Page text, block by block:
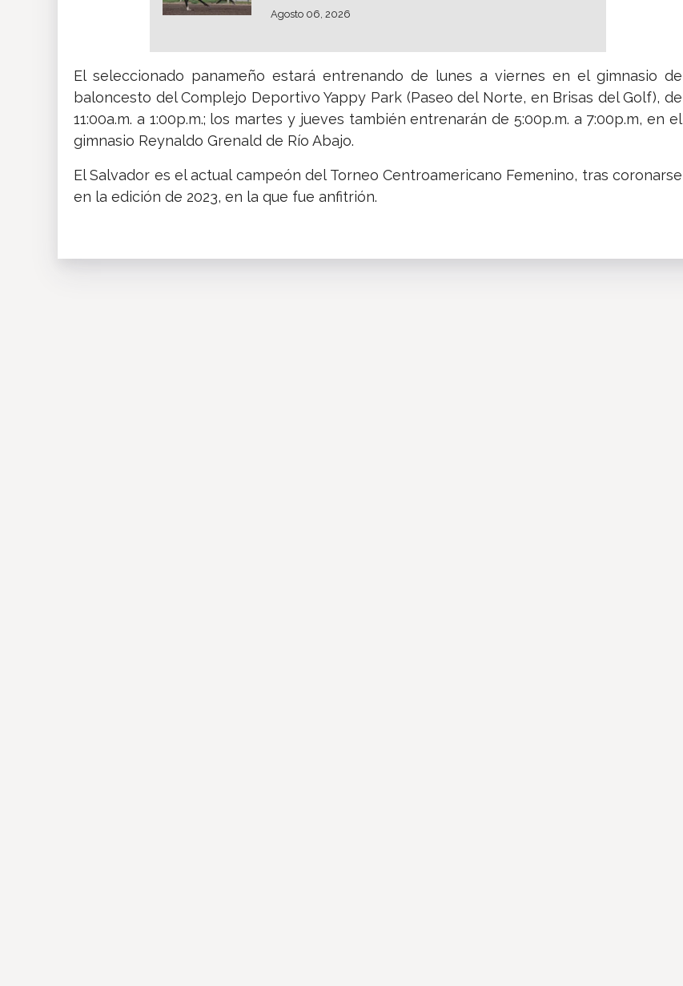
Agosto 06, 2026
El seleccionado panameño estará entrenando de lunes a viernes en el gimnasio de
baloncesto del Complejo Deportivo Yappy Park (Paseo del Norte, en Brisas del Golf), de
11:00a.m. a 1:00p.m.; los martes y jueves también entrenarán de 5:00p.m. a 7:00p.m, en el
gimnasio Reynaldo Grenald de Río Abajo.
El Salvador es el actual campeón del Torneo Centroamericano Femenino, tras coronarse
en la edición de 2023, en la que fue anfitrión.